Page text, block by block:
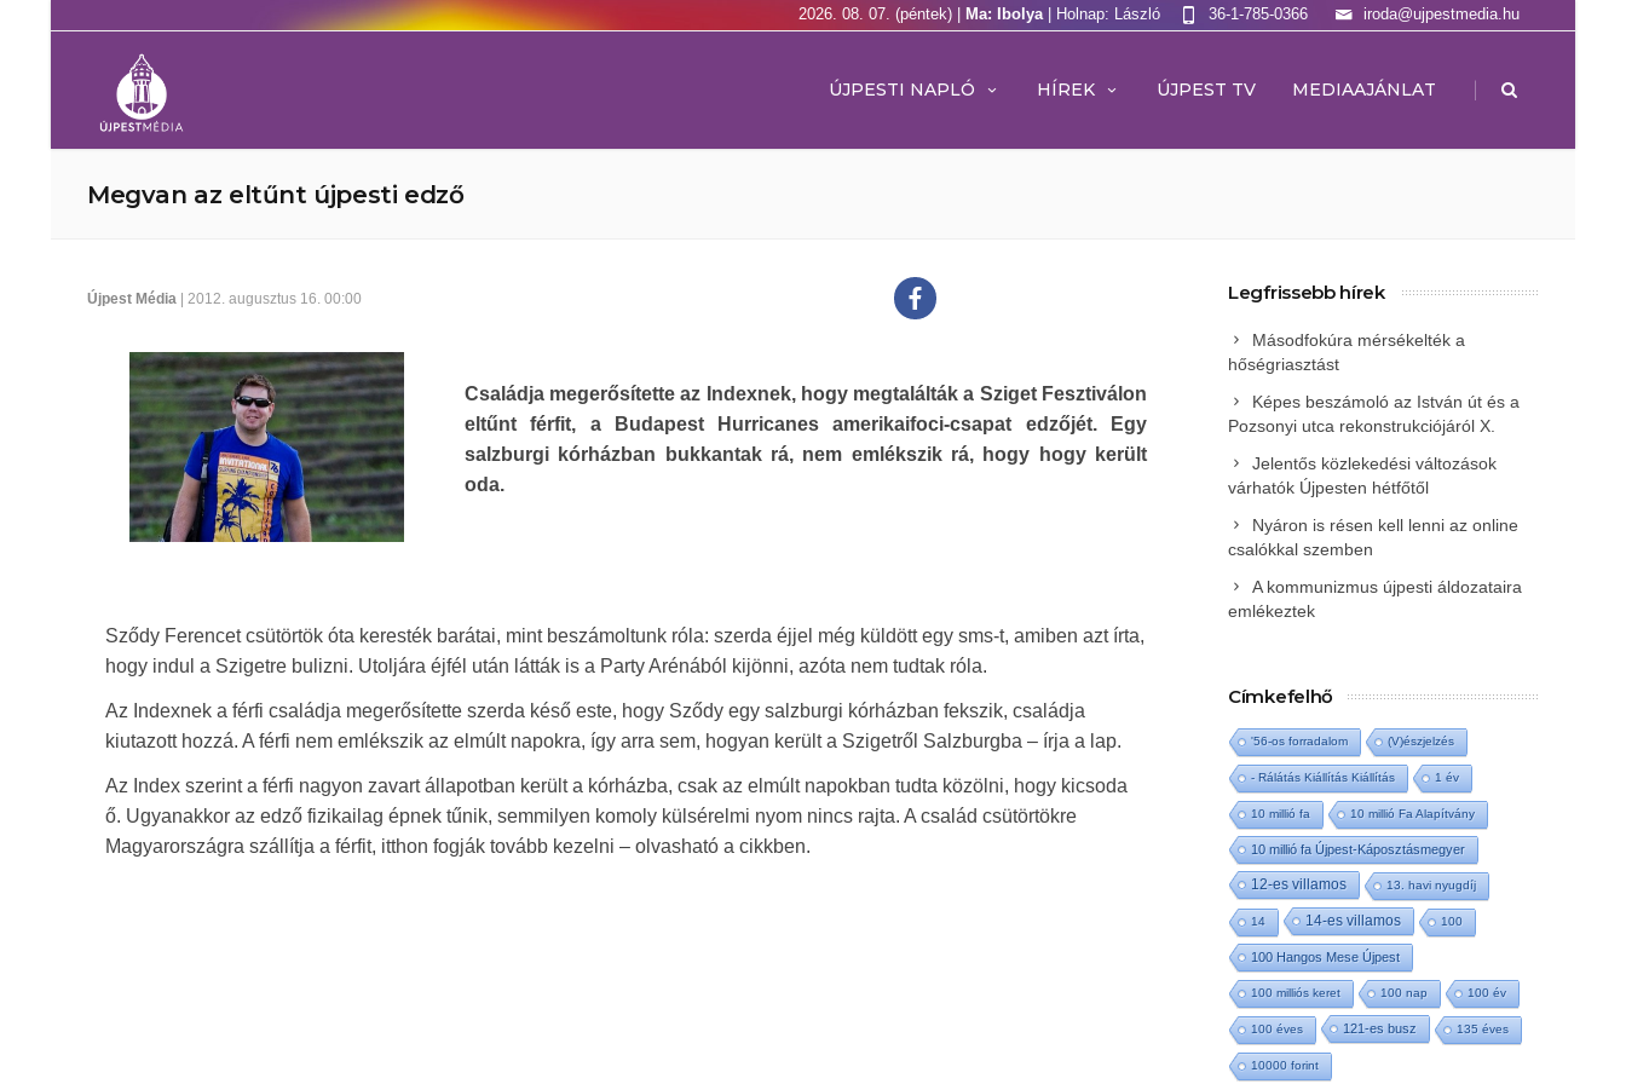
2026. 08. 07. (péntek) | Ma: Ibolya | Holnap: László iroda@ujpestmedia.hu
36-1-785-0366
ÚJPESTI NAPLÓ HÍREK ÚJPEST TV MEDIAAJÁNLAT |
Megvan az eltűnt újpesti edző
Újpest Média | 2012. augusztus 16. 00:00
Családja megerősítette az Indexnek, hogy megtalálták a Sziget Fesztiválon
eltűnt férfit, a Budapest Hurricanes amerikaifoci-csapat edzőjét. Egy
salzburgi kórházban bukkantak rá, nem emlékszik rá, hogy hogy került
oda.
Sződy Ferencet csütörtök óta keresték barátai, mint beszámoltunk róla: szerda éjjel még küldött egy sms-t, amiben azt írta,
hogy indul a Szigetre bulizni. Utoljára éjfél után látták is a Party Arénából kijönni, azóta nem tudtak róla.
Az Indexnek a férfi családja megerősítette szerda késő este, hogy Sződy egy salzburgi kórházban fekszik, családja
kiutazott hozzá. A férfi nem emlékszik az elmúlt napokra, így arra sem, hogyan került a Szigetről Salzburgba – írja a lap.
Az Index szerint a férfi nagyon zavart állapotban került a kórházba, csak az elmúlt napokban tudta közölni, hogy kicsoda
ő. Ugyanakkor az edző fizikailag épnek tűnik, semmilyen komoly külsérelmi nyom nincs rajta. A család csütörtökre
Magyarországra szállítja a férfit, itthon fogják tovább kezelni – olvasható a cikkben.
Legfrissebb hírek
Másodfokúra mérsékelték a
hőségriasztást
Képes beszámoló az István út és a
Pozsonyi utca rekonstrukciójáról X.
Jelentős közlekedési változások
várhatók Újpesten hétfőtől
Nyáron is résen kell lenni az online
csalókkal szemben
A kommunizmus újpesti áldozataira
emlékeztek
Címkefelhő
'56-os forradalom (V)észjelzés
- Rálátás Kiállítás Kiállítás 1 év
10 millió fa 10 millió Fa Alapítvány
10 millió fa Újpest-Káposztásmegyer
12-es villamos 13. havi nyugdíj
14 14-es villamos 100
100 Hangos Mese Újpest
100 milliós keret 100 nap 100 év
100 éves 121-es busz 135 éves
10000 forint